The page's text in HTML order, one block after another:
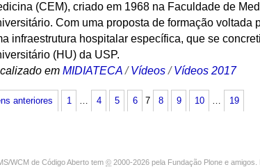
(CEM), criado em 1968 na Faculdade de
Com uma proposta de formação
infraestrutura hospitalar específica, que se
(HU) da USP.
em MIDIATECA /Vídeos /Vídeos 2017
anteriores 1 4 5 6 7 8 9 10 19
WCM de Código Aberto tem © 2000-2026 pela Fundação Plone e amigos.